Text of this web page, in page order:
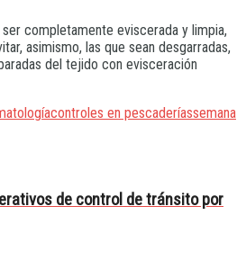
completamente eviscerada y limpia,
asimismo, las que sean desgarradas,
del tejido con evisceración
controles en pescaderíassemana
de control de tránsito por